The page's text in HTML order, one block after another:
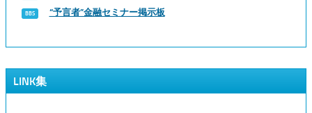
“予言者”金融セミナー掲示板
LINK集